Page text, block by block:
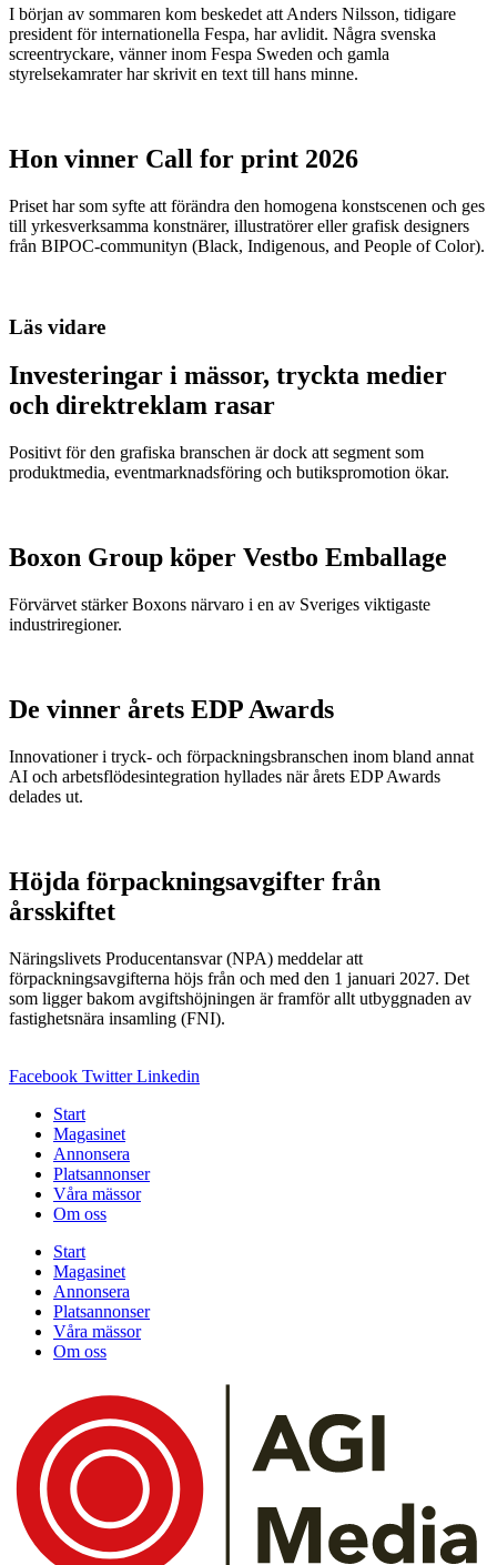
I början av sommaren kom beskedet att Anders Nilsson, tidigare
president för internationella Fespa, har avlidit. Några svenska
screentryckare, vänner inom Fespa Sweden och gamla
styrelsekamrater har skrivit en text till hans minne.
Hon vinner Call for print 2026
Priset har som syfte att förändra den homogena konstscenen och ges
till yrkesverksamma konstnärer, illustratörer eller grafisk designers
från BIPOC-communityn (Black, Indigenous, and People of Color).
Läs vidare
Investeringar i mässor, tryckta medier
och direktreklam rasar
Positivt för den grafiska branschen är dock att segment som
produktmedia, eventmarknadsföring och butikspromotion ökar.
Boxon Group köper Vestbo Emballage
Förvärvet stärker Boxons närvaro i en av Sveriges viktigaste
industriregioner.
De vinner årets EDP Awards
Innovationer i tryck- och förpackningsbranschen inom bland annat
AI och arbetsflödesintegration hyllades när årets EDP Awards
delades ut.
Höjda förpackningsavgifter från
årsskiftet
Näringslivets Producentansvar (NPA) meddelar att
förpackningsavgifterna höjs från och med den 1 januari 2027. Det
som ligger bakom avgiftshöjningen är framför allt utbyggnaden av
fastighetsnära insamling (FNI).
Facebook Twitter Linkedin
Start
Magasinet
Annonsera
Platsannonser
Våra mässor
Om oss
Start
Magasinet
Annonsera
Platsannonser
Våra mässor
Om oss